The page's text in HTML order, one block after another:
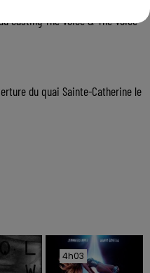
casting The Voice & The Voice
du quai Sainte-Catherine le
4h03
4h03